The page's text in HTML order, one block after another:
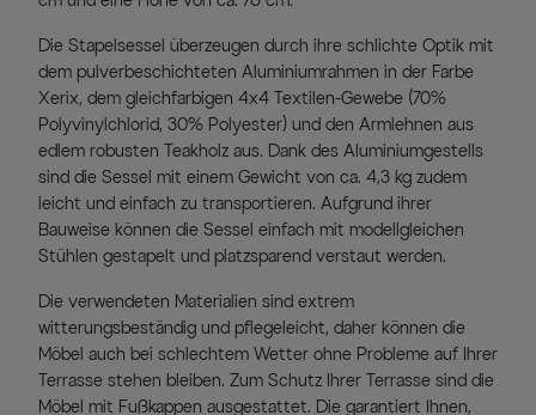
Die Stapelsessel überzeugen durch ihre schlichte Optik mit
dem pulverbeschichteten Aluminiumrahmen in der Farbe
Xerix, dem gleichfarbigen 4x4 Textilen-Gewebe (70%
Polyvinylchlorid, 30% Polyester) und den Armlehnen aus
edlem robusten Teakholz aus. Dank des Aluminiumgestells
sind die Sessel mit einem Gewicht von ca. 4,3 kg zudem
leicht und einfach zu transportieren. Aufgrund ihrer
Bauweise können die Sessel einfach mit modellgleichen
Stühlen gestapelt und platzsparend verstaut werden.
Die verwendeten Materialien sind extrem
witterungsbeständig und pflegeleicht, daher können die
Möbel auch bei schlechtem Wetter ohne Probleme auf Ihrer
Terrasse stehen bleiben. Zum Schutz Ihrer Terrasse sind die
Möbel mit Fußkappen ausgestattet. Die garantiert Ihnen,